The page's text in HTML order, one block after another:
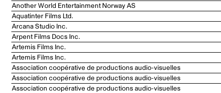
Another World Entertainment Norway AS
Aquatinter Films Ltd.
Arcana Studio Inc.
Arpent Films Docs Inc.
Artemis Films Inc.
Artemis Films Inc.
Association coopérative de productions audio-visuelles
Association coopérative de productions audio-visuelles
Association coopérative de productions audio-visuelles